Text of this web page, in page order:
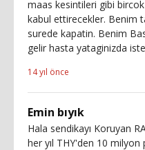
maas kesintileri gibi
kabul ettirecekler. Benim
surede kapatin. Benim
gelir hasta yataginizda
14 yıl önce
Emin bıyık
Hala sendikayı Koruyan
her yıl THY'den 10